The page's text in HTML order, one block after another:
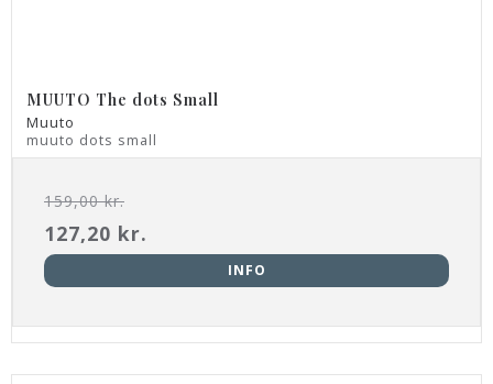
MUUTO The dots Small
Muuto
muuto dots small
159,00 kr.
127,20 kr.
INFO